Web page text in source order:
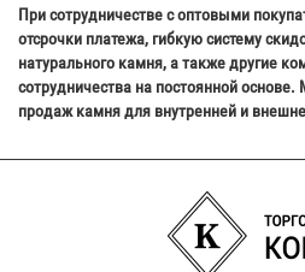
При сотрудничестве с оптовыми
отсрочки платежа, гибкую систему
натурального камня, а также другие
сотрудничества на постоянной основе.
продаж камня для внутренней и